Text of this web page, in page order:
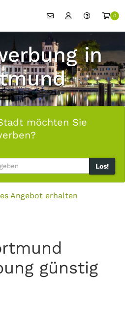
0
in
möchten Sie
Los!
Angebot erhalten
günstig